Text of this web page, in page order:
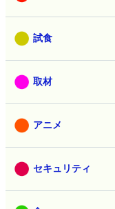
試食
取材
アニメ
セキュリティ